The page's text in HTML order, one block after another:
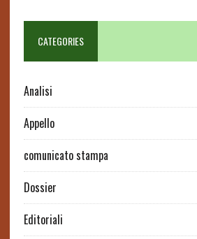
CATEGORIES
Analisi
Appello
comunicato stampa
Dossier
Editoriali